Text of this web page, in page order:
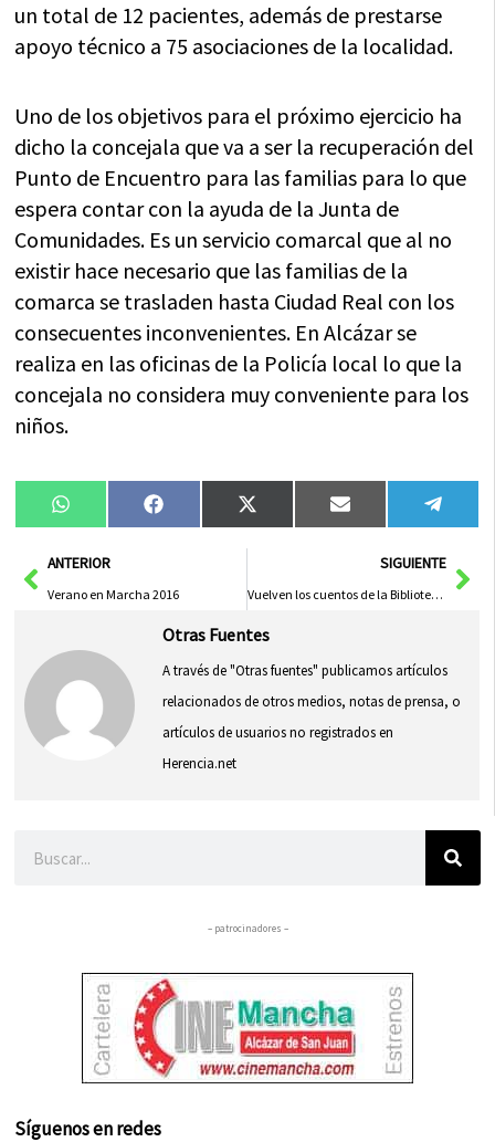
un total de 12 pacientes, además de prestarse
apoyo técnico a 75 asociaciones de la localidad.
Uno de los objetivos para el próximo ejercicio ha
dicho la concejala que va a ser la recuperación del
Punto de Encuentro para las familias para lo que
espera contar con la ayuda de la Junta de
Comunidades. Es un servicio comarcal que al no
existir hace necesario que las familias de la
comarca se trasladen hasta Ciudad Real con los
consecuentes inconvenientes. En Alcázar se
realiza en las oficinas de la Policía local lo que la
concejala no considera muy conveniente para los
niños.
Compartir
en
WhatsAppCompartir
en
FacebookCompartir
en
X
(Twitter)
Compartir
en
Email
en
AntANTERIOR
Verano en Marcha 2016
SIGUIENTE
Vuelven los cuentos de la Biblioteca a la Escuela Infantil
Otras Fuentes
A través de "Otras fuentes" publicamos artículos
relacionados de otros medios, notas de prensa, o
artículos de usuarios no registrados en
Herencia.net
– patrocinadores –
Síguenos en redes